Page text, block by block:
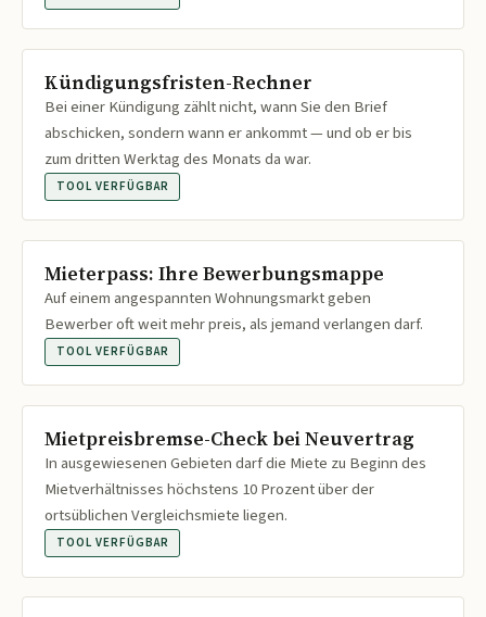
Kündigungsfristen-Rechner
Bei einer Kündigung zählt nicht, wann Sie den Brief
abschicken, sondern wann er ankommt — und ob er bis
zum dritten Werktag des Monats da war.
TOOL VERFÜGBAR
Mieterpass: Ihre Bewerbungsmappe
Auf einem angespannten Wohnungsmarkt geben
Bewerber oft weit mehr preis, als jemand verlangen darf.
TOOL VERFÜGBAR
Mietpreisbremse-Check bei Neuvertrag
In ausgewiesenen Gebieten darf die Miete zu Beginn des
Mietverhältnisses höchstens 10 Prozent über der
ortsüblichen Vergleichsmiete liegen.
TOOL VERFÜGBAR